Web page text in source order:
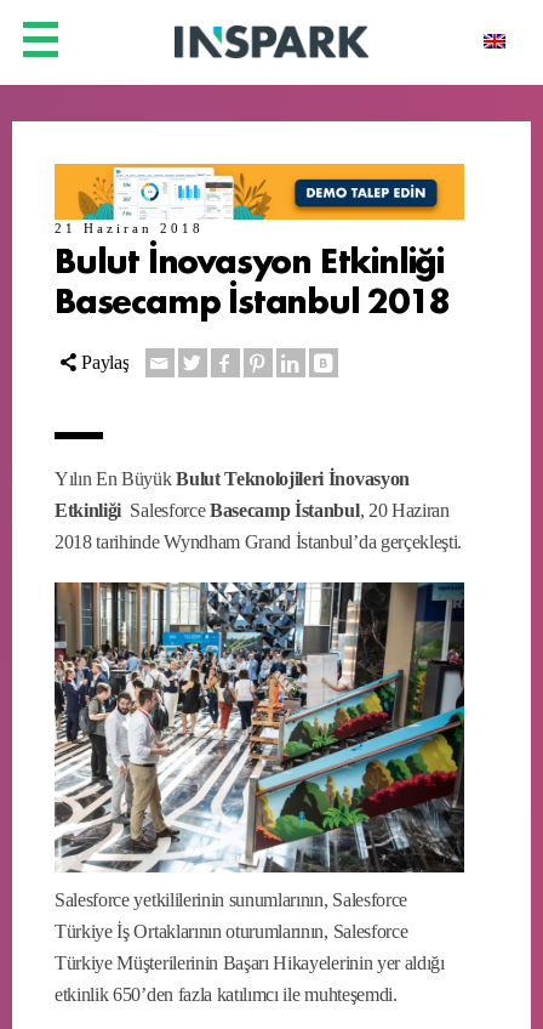
21 Haziran 2018
Bulut İnovasyon Etkinliği
Basecamp İstanbul 2018
Paylaş
Yılın En BüyükBulut Teknolojileri İnovasyon
Etkinliği SalesforceBasecamp İstanbul, 20 Haziran
2018 tarihinde Wyndham Grand İstanbul’da gerçekleşti.
Salesforce yetkililerinin sunumlarının, Salesforce
Türkiye İş Ortaklarının oturumlarının, Salesforce
Türkiye Müşterilerinin Başarı Hikayelerinin yer aldığı
etkinlik 650’den fazla katılımcı ile muhteşemdi.